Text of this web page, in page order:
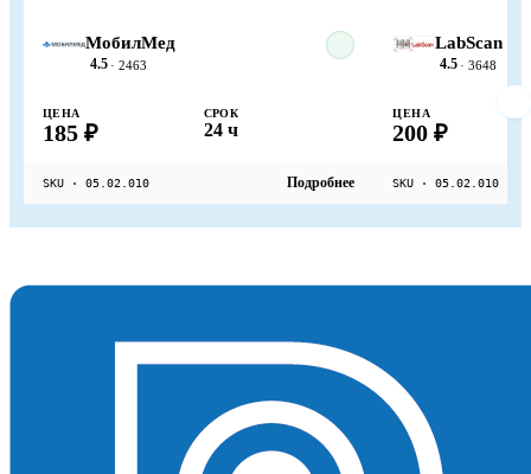
МобилМед
4.5 · 2463
ЦЕНА
185 ₽
СРОК
24 ч
SKU · 05.02.010 Подробнее
LabScan
4.5 · 3648
ЦЕНА
200 ₽
SKU · 05.02.010